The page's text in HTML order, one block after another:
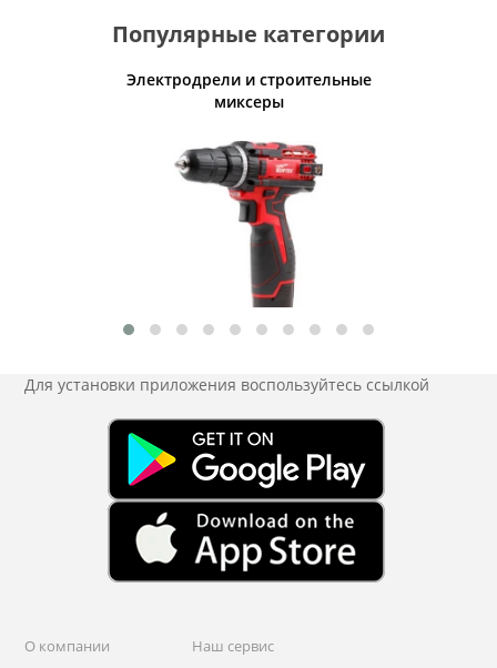
Популярные категории
Электродрели и строительные
миксеры
Для установки приложения воспользуйтесь ссылкой
О компании
Наш сервис